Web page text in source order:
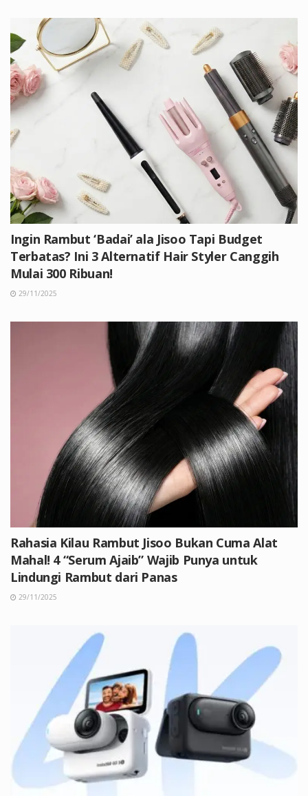
Ingin Rambut ‘Badai’ ala Jisoo Tapi Budget
Terbatas? Ini 3 Alternatif Hair Styler Canggih
Mulai 300 Ribuan!
29/11/2025
Rahasia Kilau Rambut Jisoo Bukan Cuma Alat
Mahal! 4 “Serum Ajaib” Wajib Punya untuk
Lindungi Rambut dari Panas
29/11/2025